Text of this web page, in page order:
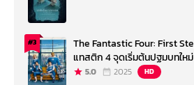
#3
The Fantastic Four: First
แทสติก 4 จุดเริ่มต้นปฐมบทให
5.0 2025 HD